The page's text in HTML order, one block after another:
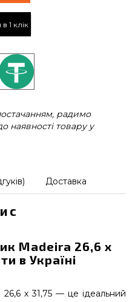
1 клік
радимо
наявності товару у
Доставка
Madeira 26,6 х
в Україні
х 31,75 — це ідеальний